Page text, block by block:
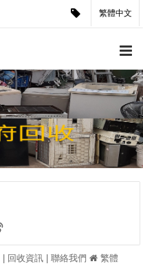
繁體中文
回收資訊 聯絡我們
繁體